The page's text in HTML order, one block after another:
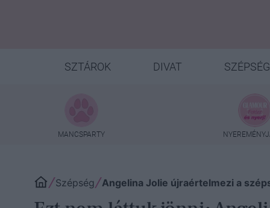
SZTÁROK DIVAT SZÉPSÉG
MANCSPARTY
Szépség Angelina Jolie újraértelmezi a